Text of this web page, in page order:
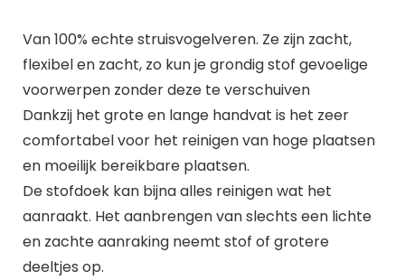
Van 100% echte struisvogelveren. Ze zijn zacht,
flexibel en zacht, zo kun je grondig stof gevoelige
voorwerpen zonder deze te verschuiven
Dankzij het grote en lange handvat is het zeer
comfortabel voor het reinigen van hoge plaatsen
en moeilijk bereikbare plaatsen.
De stofdoek kan bijna alles reinigen wat het
aanraakt. Het aanbrengen van slechts een lichte
en zachte aanraking neemt stof of grotere
deeltjes op.